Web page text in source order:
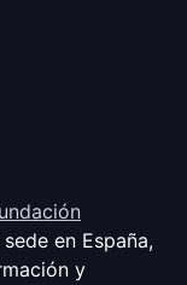
en España,
y